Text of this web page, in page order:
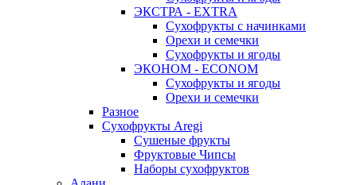
ЭКСТРА - EXTRA
Сухофрукты с начинками
Орехи и семечки
Сухофрукты и ягоды
ЭКОНОМ - ECONOM
Сухофрукты и ягоды
Орехи и семечки
Разное
Сухофрукты Aregi
Сушеные фрукты
Фруктовые Чипсы
Наборы сухофруктов